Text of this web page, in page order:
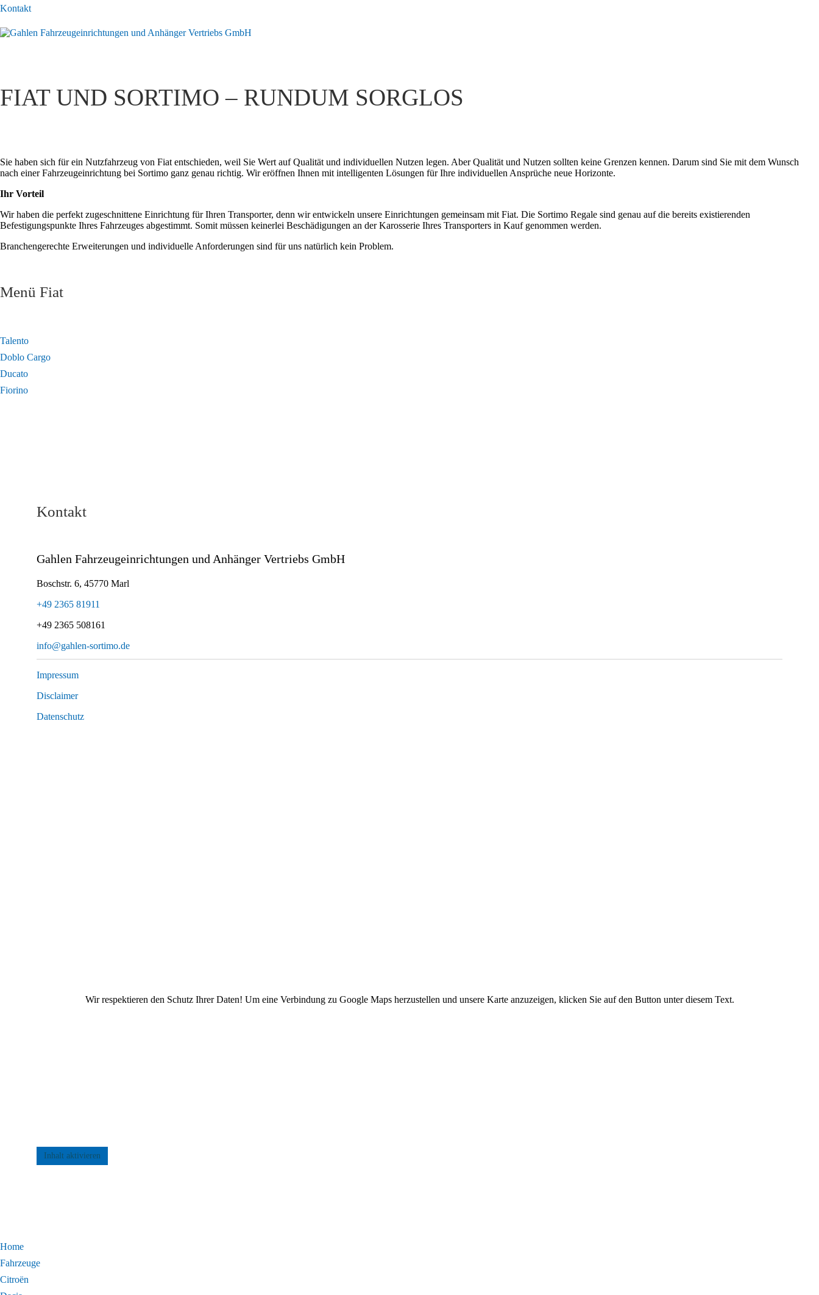
Kontakt
FIAT UND SORTIMO – RUNDUM SORGLOS
Sie haben sich für ein Nutzfahrzeug von Fiat entschieden, weil Sie Wert auf Qualität und individuellen Nutzen legen. Aber Qualität und Nutzen sollten keine Grenzen kennen. Darum sind Sie mit dem Wunsch
nach einer Fahrzeugeinrichtung bei Sortimo ganz genau richtig. Wir eröffnen Ihnen mit intelligenten Lösungen für Ihre individuellen Ansprüche neue Horizonte.
Ihr Vorteil
Wir haben die perfekt zugeschnittene Einrichtung für Ihren Transporter, denn wir entwickeln unsere Einrichtungen gemeinsam mit Fiat. Die Sortimo Regale sind genau auf die bereits existierenden
Befestigungspunkte Ihres Fahrzeuges abgestimmt. Somit müssen keinerlei Beschädigungen an der Karosserie Ihres Transporters in Kauf genommen werden.
Branchengerechte Erweiterungen und individuelle Anforderungen sind für uns natürlich kein Problem.
Menü Fiat
Talento
Doblo Cargo
Ducato
Fiorino
Kontakt
Gahlen Fahrzeugeinrichtungen und Anhänger Vertriebs GmbH
Boschstr. 6, 45770 Marl
+49 2365 81911
+49 2365 508161
info@gahlen-sortimo.de
Impressum
Disclaimer
Datenschutz
Wir respektieren den Schutz Ihrer Daten! Um eine Verbindung zu Google Maps herzustellen und unsere Karte anzuzeigen, klicken Sie auf den Button unter diesem Text.
Inhalt aktivieren
Home
Fahrzeuge
Citroën